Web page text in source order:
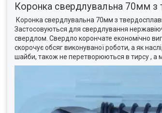
Коронка свердлувальна 70мм
Коронка свердлувальна 70мм з
Застосовуються для свердлування
свердлом. Свердло корончате економічно
скорочує обсяг виконуваної роботи, а як
шайби, також не перетворюються в тирсу , а